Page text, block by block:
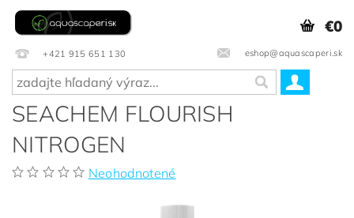
+421 915 651 130 eshop@aquascaperi.sk
€0
SEACHEM FLOURISH
NITROGEN
Neohodnotené